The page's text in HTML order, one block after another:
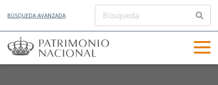
BÚSQUEDA AVANZADA